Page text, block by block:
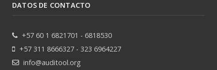
DATOS DE CONTACTO
+57 60 1 6821701 - 6818530
+57 311 8666327 - 323 6964227
info@auditool.org